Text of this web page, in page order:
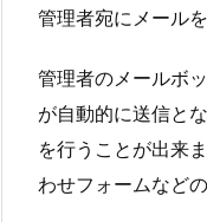
管理者宛にメール
管理者のメールボ
が自動的に送信と
を行うことが出来
わせフォームなど